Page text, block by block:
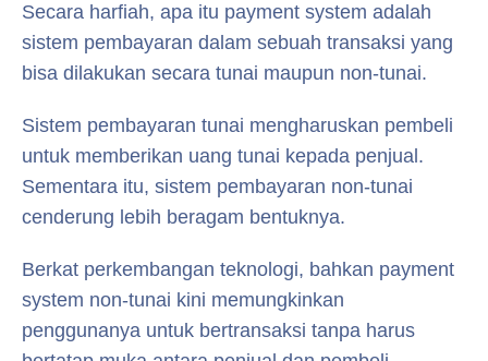
Secara harfiah, apa itu payment system adalah
sistem pembayaran dalam sebuah transaksi yang
bisa dilakukan secara tunai maupun non-tunai.
Sistem pembayaran tunai mengharuskan pembeli
untuk memberikan uang tunai kepada penjual.
Sementara itu, sistem pembayaran non-tunai
cenderung lebih beragam bentuknya.
Berkat perkembangan teknologi, bahkan payment
system non-tunai kini memungkinkan
penggunanya untuk bertransaksi tanpa harus